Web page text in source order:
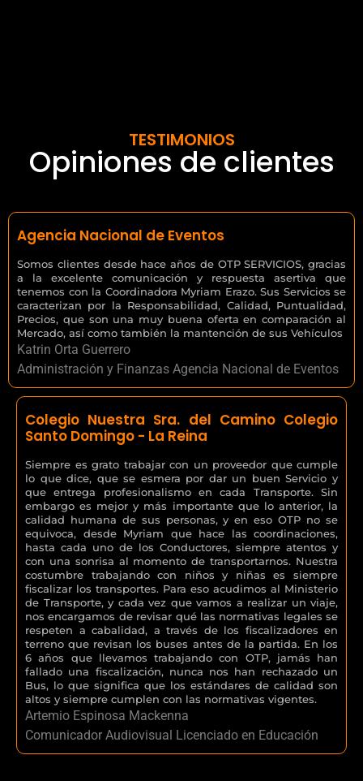
TESTIMONIOS
Opiniones de clientes
Agencia Nacional de Eventos
Somos clientes desde hace años de OTP SERVICIOS, gracias
a la excelente comunicación y respuesta asertiva que
tenemos con la Coordinadora Myriam Erazo. Sus Servicios se
caracterizan por la Responsabilidad, Calidad, Puntualidad,
Precios, que son una muy buena oferta en comparación al
Mercado, así como también la mantención de sus Vehículos
Katrin Orta Guerrero
Administración y Finanzas Agencia Nacional de Eventos
Colegio Nuestra Sra. del Camino Colegio
Santo Domingo - La Reina
Siempre es grato trabajar con un proveedor que cumple
lo que dice, que se esmera por dar un buen Servicio y
que entrega profesionalismo en cada Transporte. Sin
embargo es mejor y más importante que lo anterior, la
calidad humana de sus personas, y en eso OTP no se
equivoca, desde Myriam que hace las coordinaciones,
hasta cada uno de los Conductores, siempre atentos y
con una sonrisa al momento de transportarnos. Nuestra
costumbre trabajando con niños y niñas es siempre
fiscalizar los transportes. Para eso acudimos al Ministerio
de Transporte, y cada vez que vamos a realizar un viaje,
nos encargamos de revisar qué las normativas legales se
respeten a cabalidad, a través de los fiscalizadores en
terreno que revisan los buses antes de la partida. En los
6 años que llevamos trabajando con OTP, jamás han
fallado una fiscalización, nunca nos han rechazado un
Bus, lo que significa que los estándares de calidad son
altos y siempre cumplen con las normativas vigentes.
Artemio Espinosa Mackenna
Comunicador Audiovisual Licenciado en Educación